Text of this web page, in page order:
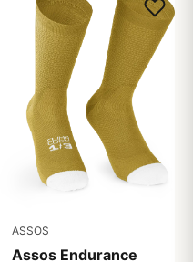
ASSOS
Assos Endurance